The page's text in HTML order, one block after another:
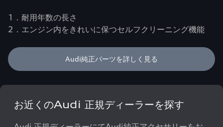
1．耐用年数の長さ
2．エンジン内をきれいに保つセルフクリーニング機能
Audi純正パーツを詳しく見る
お近くのAudi 正規ディーラーを探す